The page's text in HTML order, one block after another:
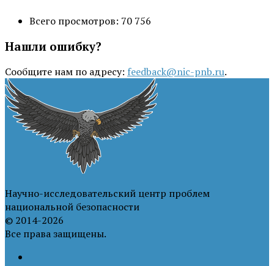
Всего просмотров: 70 756
Нашли ошибку?
Сообщите нам по адресу: feedback@nic-pnb.ru.
Научно-исследовательский центр проблем
национальной безопасности
© 2014-2026
Все права защищены.